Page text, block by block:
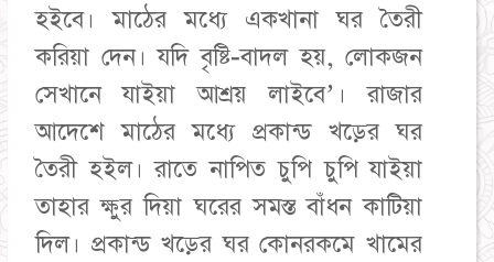
হইবে। মাঠের মধ্যে একখানা ঘর তৈরী
করিয়া দেন। যদি বৃষ্টি-বাদল হয়, লোকজন
সেখানে যাইয়া আশ্রয় লাইবে’। রাজার
আদেশে মাঠের মধ্যে প্রকান্ড খড়ের ঘর
তৈরী হইল। রাতে নাপিত চুপি চুপি যাইয়া
তাহার ক্ষুর দিয়া ঘরের সমস্ত বাঁধন কাটিয়া
দিল। প্রকান্ড খড়ের ঘর কোনরকমে খামের